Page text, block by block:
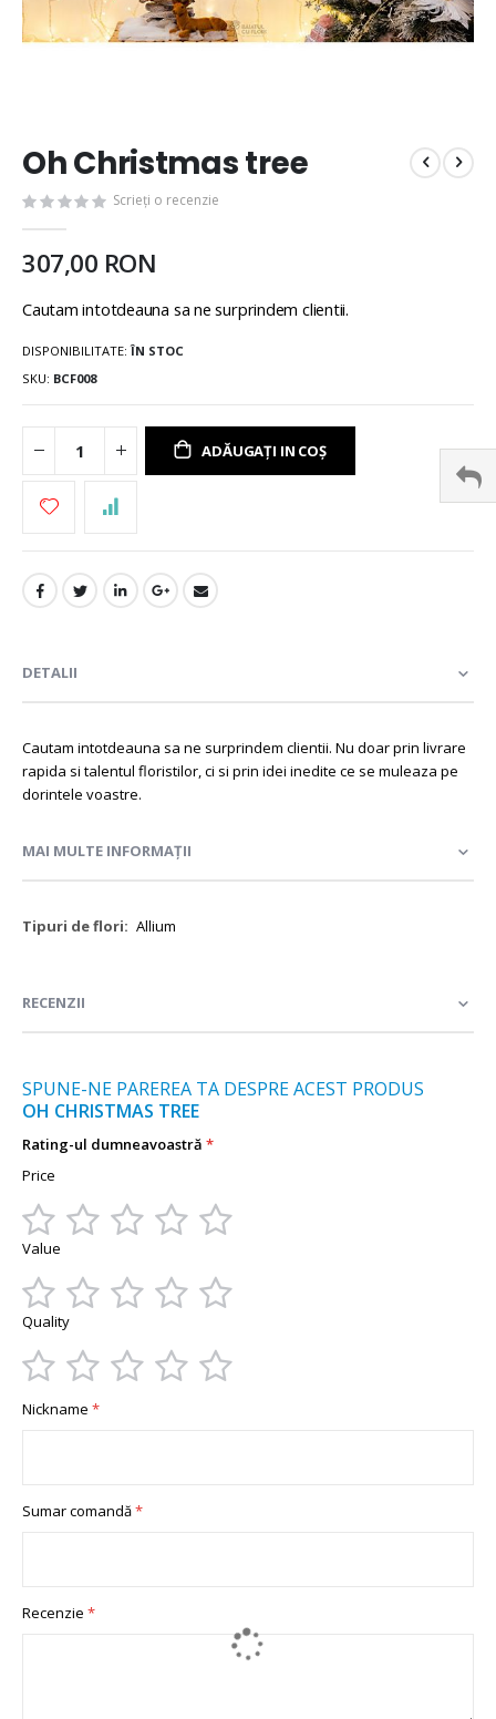
Oh Christmas tree
Scrieți o recenzie
307,00 RON
Cautam intotdeauna sa ne surprindem clientii.
DISPONIBILITATE: ÎN STOC
SKU BCF008
ADĂUGAȚI IN COȘ
DETALII
Cautam intotdeauna sa ne surprindem clientii. Nu doar prin livrare
rapida si talentul floristilor, ci si prin idei inedite ce se muleaza pe
dorintele voastre.
MAI MULTE INFORMAȚII
Mai
Allium
RECENZII
SPUNE-NE PAREREA TA DESPRE ACEST PRODUS
OH CHRISTMAS TREE
Rating-ul dumneavoastră
Price
1
2
3
4
5
Value
1
2
3
4
5
Quality
star
stars
stars
stars
stars
Nickname
Sumar comandă
Recenzie